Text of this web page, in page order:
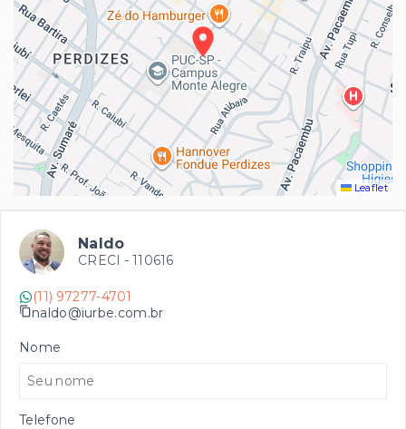
Leaflet
Naldo
CRECI - 110616
(11) 97277-4701
naldo@iurbe.com.br
Nome
Telefone